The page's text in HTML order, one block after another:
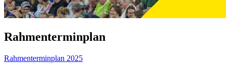
Rahmenterminplan
Rahmenterminplan 2025